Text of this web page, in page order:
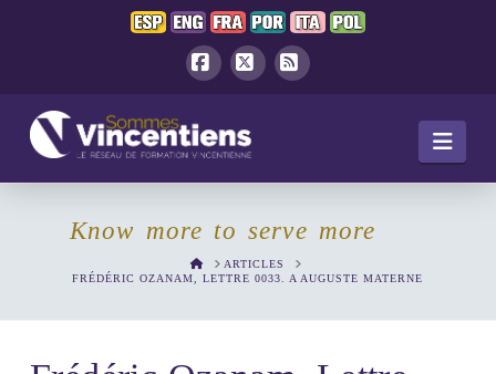
Know more to serve more
HOMEARTICLES
FRÉDÉRIC OZANAM, LETTRE 0033. A AUGUSTE MATERNE